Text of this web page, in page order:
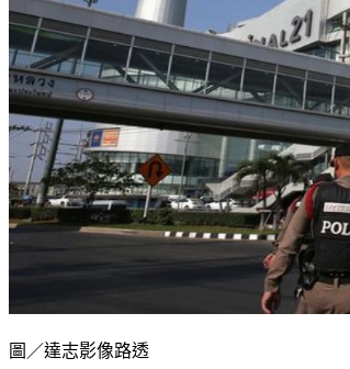
圖／達志影像路透